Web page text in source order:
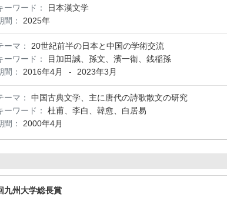
ーワード：
日本漢文学
間：
2025年
ーマ：
20世紀前半の日本と中国の学術交流
ーワード：
目加田誠、孫文、濱一衛、銭稲孫
間：
2016年4月 - 2023年3月
ーマ：
中国古典文学、主に唐代の詩歌散文の研究
ーワード：
杜甫、李白、韓愈、白居易
間：
2000年4月
九州大学総長賞